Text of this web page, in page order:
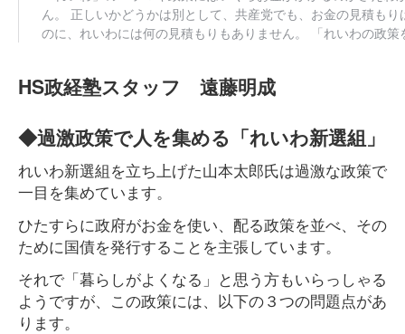
HS政経塾スタッフ 遠藤明成
◆過激政策で人を集める「れいわ新選組」
れいわ新選組を立ち上げた山本太郎氏は過激な政策で
一目を集めています。
ひたすらに政府がお金を使い、配る政策を並べ、その
ために国債を発行することを主張しています。
それで「暮らしがよくなる」と思う方もいらっしゃる
ようですが、この政策には、以下の３つの問題点があ
ります。